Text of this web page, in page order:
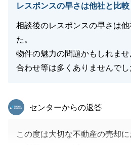
何卒、宜しくお願い致します。
閉じる
レスポンスの早さは他社と比
相談後のレスポンスの早さは
た。
物件の魅力の問題かもしれま
合わせ等は多くありませんでし
東急リバブル
センターからの返答
この度は大切な不動産の売却